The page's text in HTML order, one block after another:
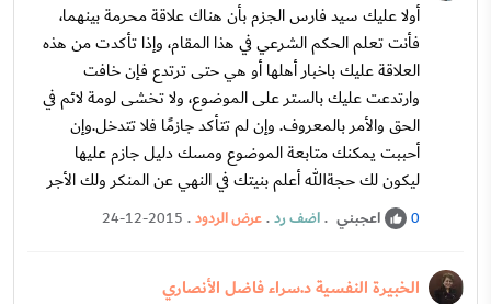
أولا عليك سيد فارس الجزم بأن هناك علاقة محرمة بينهما،
فأنت تعلم الحكم الشرعي في هذا المقام، وإذا تأكدت من هذه
العلاقة عليك باخبار أهلها أو هي حتى ترتدع فإن خافت
وارتدعت عليك بالستر على الموضوع، ولا تخشى لومة لائم في
الحق والأمر بالمعروف. وإن لم تتأكد جازمًا فلا تتدخل.وإن
أحببت يمكنك متابعة الموضوع ومسك دليل جازم عليها
ليكون لك حجةالله أعلم بنيتك في النهي عن المنكر ولك الأجر
0 اعجبني .اضف رد.عرض الردود.
24-12-2015
الخبيرة النفسية د.سراء فاضل الأنصاري